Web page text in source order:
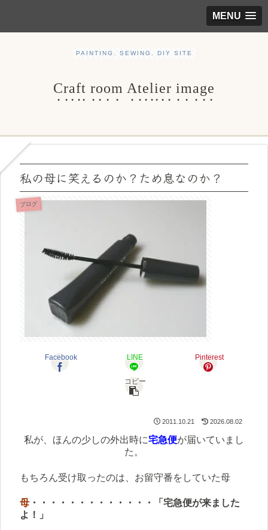
MENU
PAINTING. SEWING. DIY SITE
Craft room Atelier image
私の母に笑えるのか？ため息なのか？
ブログ
Facebook LINE Pinterest
コピー
2011.10.21 2026.08.02
私が、ほんの少しの外出時に宅急便が届いていまし
た。
もちろん受け取ったのは、お留守番をしていた母
母 ・・・・・・・・・・・・・「宅急便が来ました
よ！」